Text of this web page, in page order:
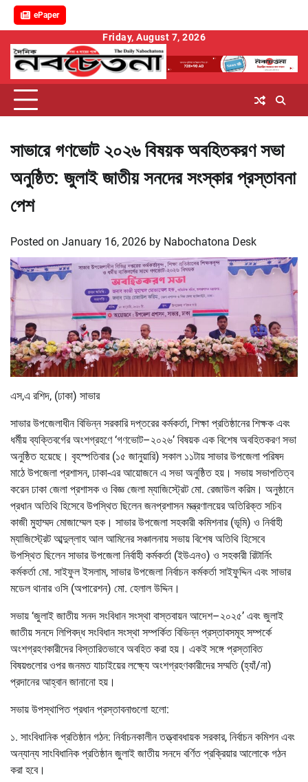
ePaper
content
Friday, August 7, 2026
সাভারে গণভোট ২০২৬ বিষয়ক অবহিতকরণ সভা
অনুষ্ঠিত: জুলাই জাতীয় সনদের সংস্কার প্রস্তাবনা
পেশ
Posted on January 16, 2026 by Nabochatona Desk
এস,এ রশিদ, (ঢাকা) সাভার
সাভার উপজেলাধীন বিভিন্ন সরকারি দপ্তরের কর্মকর্তা, শিক্ষা প্রতিষ্ঠানের শিক্ষক এবং
ধর্মীয় ব্যক্তিবর্গের অংশগ্রহণে ‘গণভোট–২০২৬’ বিষয়ক এক বিশেষ অবহিতকরণ সভা
অনুষ্ঠিত হয়েছে। বৃহস্পতিবার (১৫ জানুয়ারি) সকাল ১১টায় সাভার উপজেলা পরিষদ
মাঠে উপজেলা প্রশাসন, ঢাকা-এর আয়োজনে এ সভা অনুষ্ঠিত হয়। সভায় সভাপতিত্ব
করেন ঢাকা জেলা প্রশাসক ও বিজ্ঞ জেলা ম্যাজিস্ট্রেট মো. রেজাউল করিম। অনুষ্ঠানে
প্রধান অতিথি হিসেবে উপস্থিত ছিলেন জনপ্রশাসন মন্ত্রণালয়ের অতিরিক্ত সচিব
কাজী মুহাম্মদ মোজাম্মেল হক। সাভার উপজেলা সহকারী কমিশনার (ভূমি) ও নির্বাহী
ম্যাজিস্ট্রেট আব্দুল্লাহ আল আমিনের সঞ্চালনায় সভায় বিশেষ অতিথি হিসেবে
উপস্থিত ছিলেন সাভার উপজেলা নির্বাহী কর্মকর্তা (ইউএনও) ও সহকারী রিটার্নিং
কর্মকর্তা মো. সাইফুল ইসলাম, সাভার উপজেলা নির্বাচন কর্মকর্তা সাইফুদ্দিন এবং সাভার
মডেল থানার ওসি (অপারেশন) মো. হেলাল উদ্দিন।
সভায় ‘জুলাই জাতীয় সনদ সংবিধান সংস্থা বাস্তবায়ন আদেশ–২০২৫’ এবং জুলাই
জাতীয় সনদে লিপিবদ্ধ সংবিধান সংস্থা সম্পর্কিত বিভিন্ন প্রস্তাবসমূহ সম্পর্কে
অংশগ্রহণকারীদের বিস্তারিতভাবে অবহিত করা হয়। একই সঙ্গে প্রস্তাবিত
বিষয়গুলোর ওপর জনমত যাচাইয়ের লক্ষ্যে অংশগ্রহণকারীদের সম্মতি (হ্যাঁ/না)
প্রদানের আহ্বান জানানো হয়।
সভায় উপস্থাপিত প্রধান প্রস্তাবনাগুলো হলো:
১. সাংবিধানিক প্রতিষ্ঠান গঠন: নির্বাচনকালীন তত্ত্বাবধায়ক সরকার, নির্বাচন কমিশন এবং
অন্যান্য সাংবিধানিক প্রতিষ্ঠান জুলাই জাতীয় সনদে বর্ণিত প্রক্রিয়ার আলোকে গঠন
করা হবে।